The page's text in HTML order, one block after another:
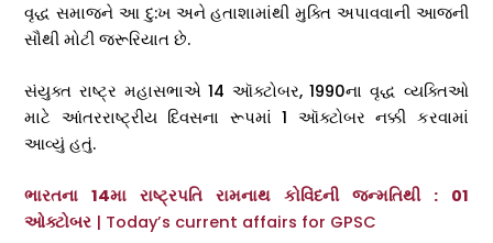
વૃદ્ધ સમાજને આ દુ:ખ અને હતાશામાંથી મુક્તિ અપાવવાની આજની
સૌથી મોટી જરૂરિયાત છે.
સંયુક્ત રાષ્ટ્ર મહાસભાએ 14 ઑક્ટોબર, 1990ના વૃદ્ધ વ્યક્તિઓ
માટે આંતરરાષ્ટ્રીય દિવસના રૂપમાં 1 ઑક્ટોબર નક્કી કરવામાં
આવ્યું હતું.
ભારતના 14મા રાષ્ટ્રપતિ રામનાથ કોવિંદની જન્મતિથી : 01
ઓક્ટોબર | Today’s current affairs for GPSC